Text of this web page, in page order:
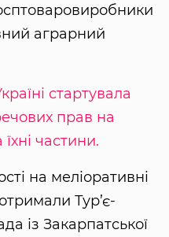
аграрний
стартувала
прав на
частини.
на меліоративні
Тур’є-
із Закарпатської